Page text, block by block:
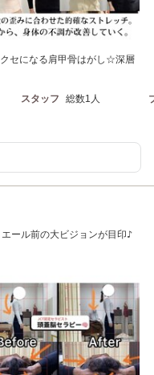
セになる肩甲骨はがし☆深層
スタッフ 総数1人
ール前の大ビジョンが目印♪